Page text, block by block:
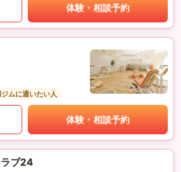
体験・相談予約
ムに通いたい人
体験・相談予約
ブ24